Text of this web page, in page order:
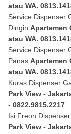
atau WA.
Service Dispenser
Dingin Apartemen
atau WA.
Service Dispenser
Panas Apartemen
atau WA.
Kuras Dispenser
Park View -
- 0822.9815.2217
Isi Freon
Park View -